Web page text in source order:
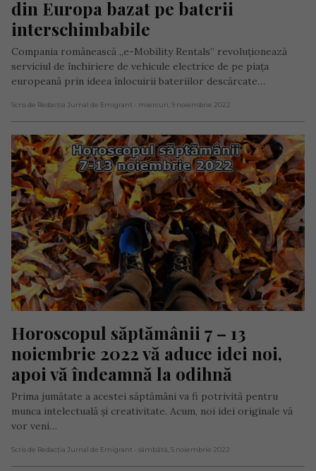
din Europa bazat pe baterii
interschimbabile
Compania românească „e-Mobility Rentals” revoluționează
serviciul de închiriere de vehicule electrice de pe piața
europeană prin ideea înlocuirii bateriilor descărcate…
Scris de Redacția Jurnal de Emigrant - miercuri, 9 noiembrie 2022
Horoscopul săptămânii 7 – 13
noiembrie 2022 vă aduce idei noi,
apoi vă îndeamnă la odihnă
Prima jumătate a acestei săptămâni va fi potrivită pentru
munca intelectuală și creativitate. Acum, noi idei originale vă
vor veni…
Scris de Redacția Jurnal de Emigrant - sâmbătă, 5 noiembrie 2022